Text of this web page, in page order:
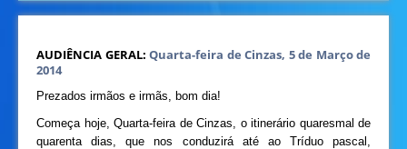
AUDIÊNCIA GERAL: Quarta-feira de Cinzas, 5 de Março de
2014
Prezados irmãos e irmãs, bom dia!
Começa hoje, Quarta-feira de Cinzas, o itinerário quaresmal de
quarenta dias, que nos conduzirá até ao Tríduo pascal,